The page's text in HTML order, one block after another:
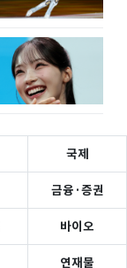
국제
금융·증권
바이오
연재물